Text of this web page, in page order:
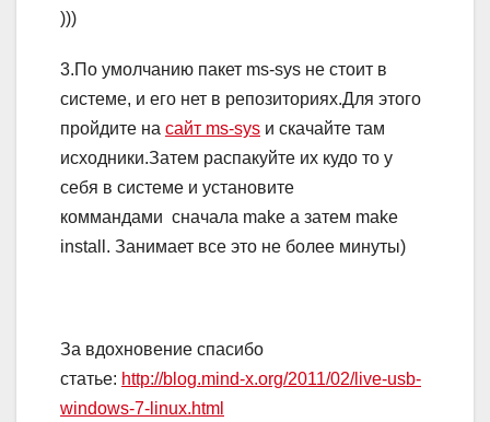
)))
3.По умолчанию пакет ms-sys не стоит в
системе, и его нет в репозиториях.Для этого
пройдите на сайт ms-sys и скачайте там
исходники.Затем распакуйте их кудо то у
себя в системе и установите
коммандами сначала make а затем make
install. Занимает все это не более минуты)
За вдохновение спасибо
статье: http://blog.mind-x.org/2011/02/live-usb-
windows-7-linux.html